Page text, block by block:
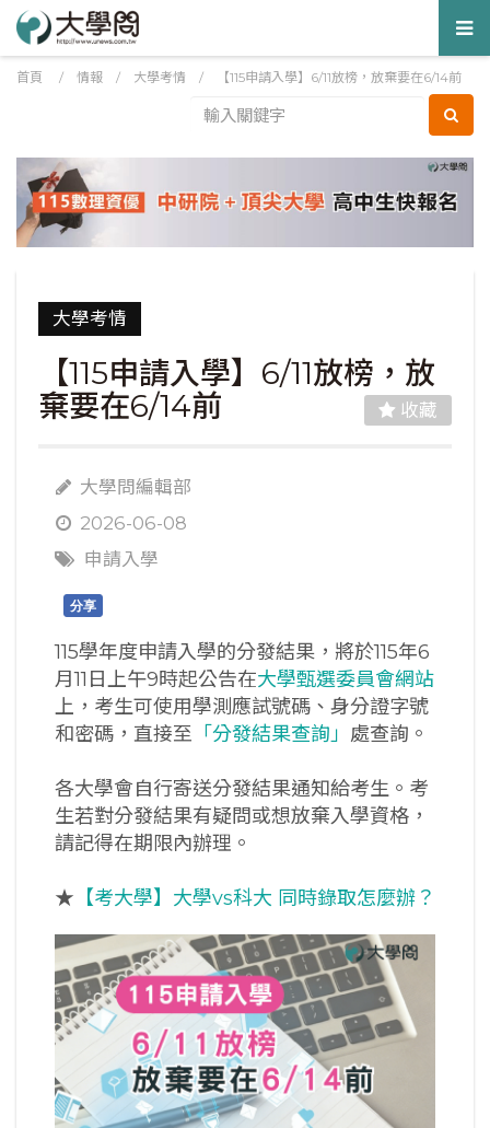
首頁 / 情報 / 大學考情 / 【115申請入學】6/11放榜，放棄要在6/14前
大學考情
【115申請入學】6/11放榜，放
棄要在6/14前
收藏
大學問編輯部
2026-06-08
申請入學
分享
115學年度申請入學的分發結果，將於115年6
月11日上午9時起公告在大學甄選委員會網站
上，考生可使用學測應試號碼、身分證字號
和密碼，直接至 「分發結果查詢」 處查詢。
各大學會自行寄送分發結果通知給考生。考
生若對分發結果有疑問或想放棄入學資格，
請記得在期限內辦理。
★ 【考大學】大學vs科大 同時錄取怎麼辦？